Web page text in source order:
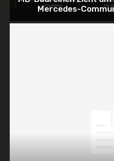
Mercedes-